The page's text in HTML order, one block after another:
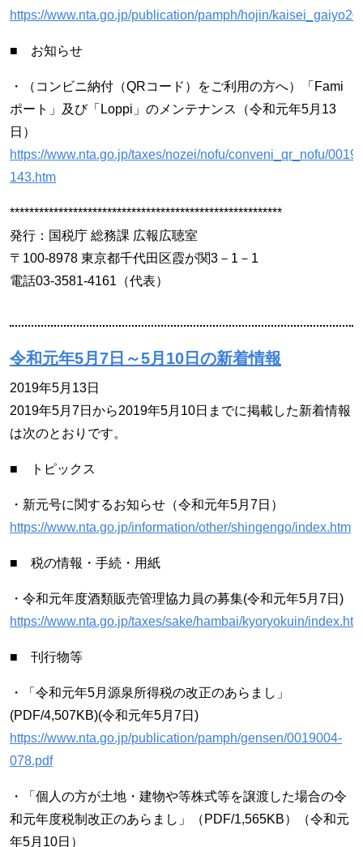
https://www.nta.go.jp/publication/pamph/hojin/
■ お知らせ
・（コンビニ納付（QRコード）をご利用の方へ）「Fami
ポート」及び「Loppi」のメンテナンス（令和元年5月13
日）
https://www.nta.go.jp/taxes/nozei/nofu/conveni_qr_nofu/
143.htm
********************************************************
発行：国税庁 総務課 広報広聴室
〒100-8978 東京都千代田区霞が関3－1－1
電話03-3581-4161（代表）
令和元年5月7日～5月10日の新着情報
2019年5月13日
2019年5月7日から2019年5月10日までに掲載した新着情報
は次のとおりです。
■ トピックス
・新元号に関するお知らせ（令和元年5月7日）
https://www.nta.go.jp/information/other/shingengo/index.htm
■ 税の情報・手続・用紙
・令和元年度酒類販売管理協力員の募集(令和元年5月7日)
https://www.nta.go.jp/taxes/sake/hambai/kyoryokuin/index.htm
■ 刊行物等
・「令和元年5月源泉所得税の改正のあらまし」
(PDF/4,507KB)(令和元年5月7日)
https://www.nta.go.jp/publication/pamph/gensen/0019004-
078.pdf
・「個人の方が土地・建物や等株式等を譲渡した場合の令
和元年度税制改正のあらまし」（PDF/1,565KB）（令和元
年5月10日）